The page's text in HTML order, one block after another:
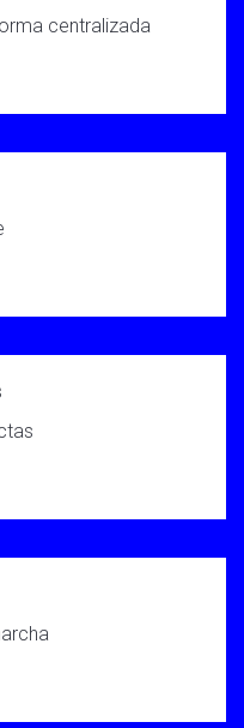
centralizada